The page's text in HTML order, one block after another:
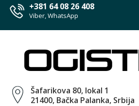
+381 64 08 26 408
Viber, WhatsApp
Šafarikova 80, lokal 1
21400, Bačka Palanka, Srbija